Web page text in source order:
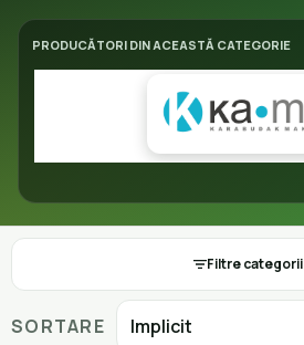
PRODUCĂTORI DIN ACEASTĂ CATEGORIE
Filtre categorii
SORTARE